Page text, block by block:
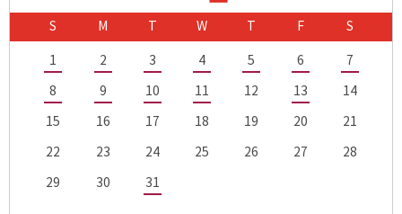
S M W F S
1 2 3 4 5 6 7
8 9 10 11 12 13 14
15 16 17 18 19 20 21
22 23 24 25 26 27 28
29 30 31